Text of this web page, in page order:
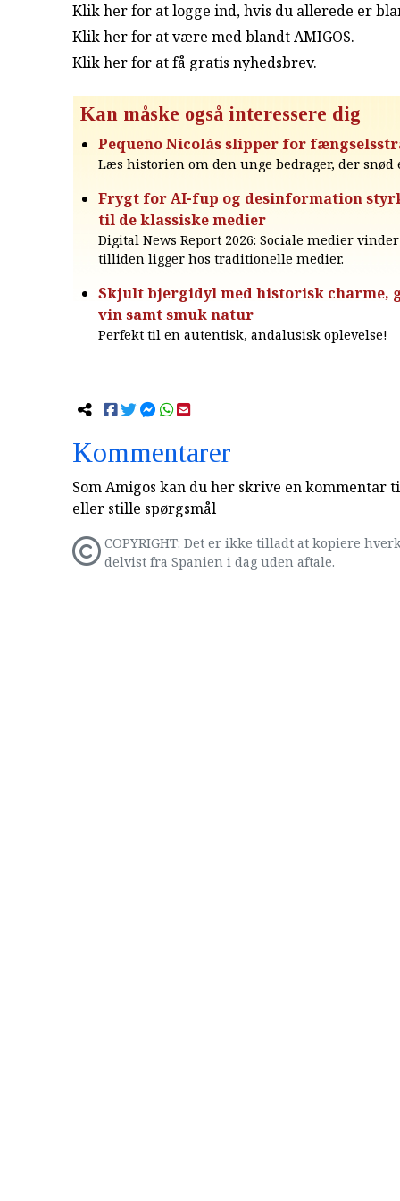
Klik her for at logge ind, hvis du allerede er
Klik her for at være med blandt AMIGOS.
Klik her for at få gratis nyhedsbrev.
Kan måske også interessere dig
Pequeño Nicolás slipper for
Læs historien om den unge bedrager, der snød
Frygt for AI-fup og desinformation
til de klassiske medier
Digital News Report 2026: Sociale medier
tilliden ligger hos traditionelle medier.
Skjult bjergidyl med historisk charme,
vin samt smuk natur
Perfekt til en autentisk, andalusisk oplevelse!
Kommentarer
Som Amigos kan du her skrive en kommentar
eller stille spørgsmål
COPYRIGHT: Det er ikke tilladt at kopiere
delvist fra Spanien i dag uden aftale.